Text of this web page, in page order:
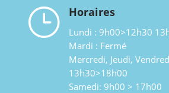
} Horaires
Lundi : 9h00>12h30
Mardi : Fermé
Mercredi, Jeudi,
13h30>18h00
Samedi: 9h00 > 17h00